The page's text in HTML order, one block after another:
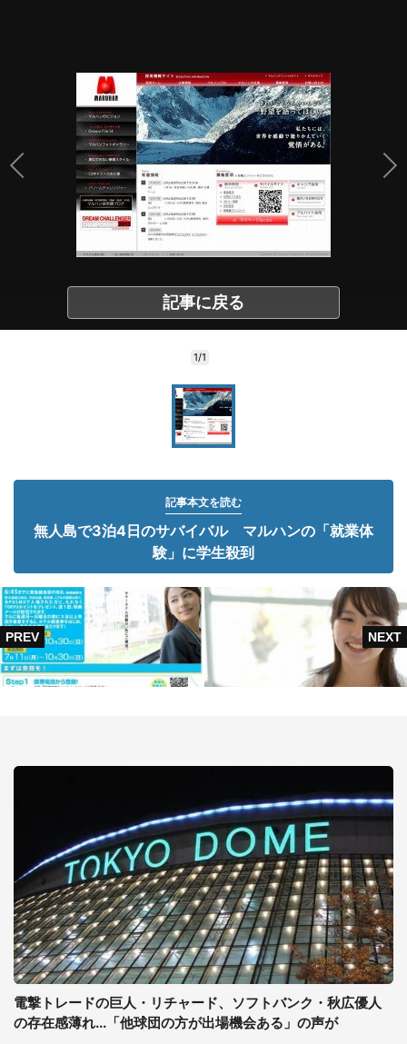
記事に戻る
1/1
記事本文を読む
無人島で3泊4日のサバイバル マルハンの「就業体
験」に学生殺到
電撃トレードの巨人・リチャード、ソフトバンク・秋広優人
の存在感薄れ...「他球団の方が出場機会ある」の声が